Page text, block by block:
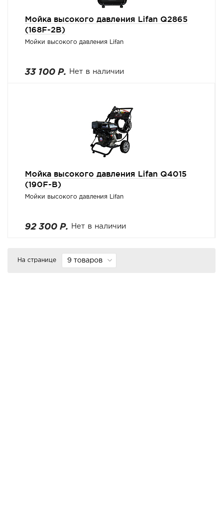
Мойка высокого давления Lifan Q2865
(168F-2B)
Мойки высокого давления Lifan
33 100 Р. Нет в наличии
Мойка высокого давления Lifan Q4015
(190F-B)
Мойки высокого давления Lifan
92 300 Р. Нет в наличии
На странице 9 товаров